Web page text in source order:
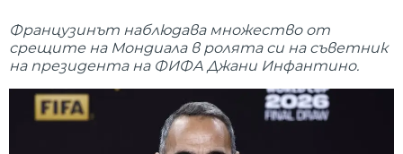
Французинът наблюдава множество от
срещите на Мондиала в ролята си на съветник
на президента на ФИФА Джани Инфантино.